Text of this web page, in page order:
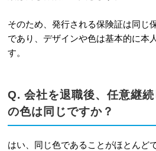
そのため、発行される保険証は同じ
であり、デザインや色は基本的に本
す。
Q. 会社を退職後、任意継
の色は同じですか？
はい、同じ色であることがほとんどで